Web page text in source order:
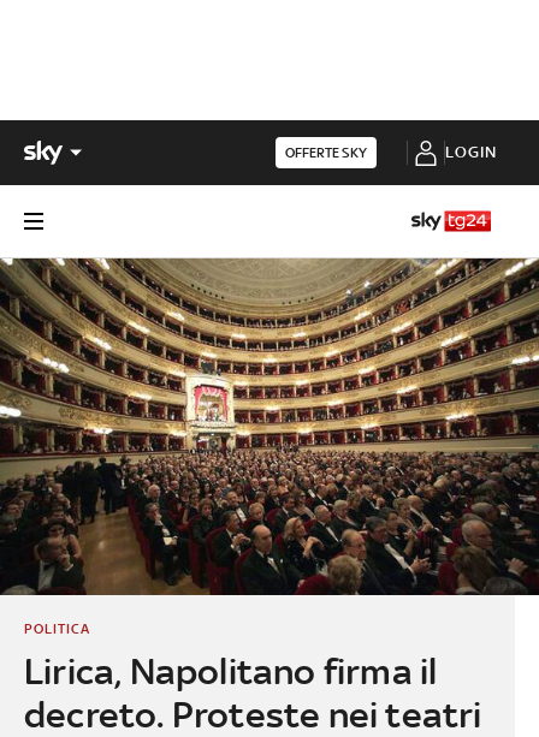
OFFERTE SKY LOGIN
Lirica, Napolitano firma il
decreto. Proteste nei teatri
POLITICA